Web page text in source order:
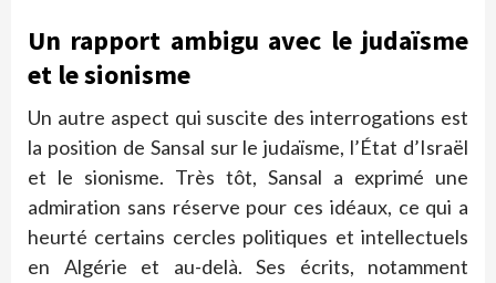
Un rapport ambigu avec le judaïsme
et le sionisme
Un autre aspect qui suscite des interrogations est
la position de Sansal sur le judaïsme, l’État d’Israël
et le sionisme. Très tôt, Sansal a exprimé une
admiration sans réserve pour ces idéaux, ce qui a
heurté certains cercles politiques et intellectuels
en Algérie et au-delà. Ses écrits, notamment